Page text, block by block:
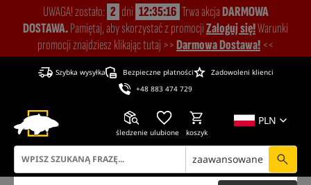
UWAGA! zostało: 2 dni 12:35:15 Trwa akcjaDARMOWA
DOSTAWA.Pamiętaj, aby skorzystać z promocjiZaloguj się!Warunki
promocji znajdziesz klikając tutaj >>Darmowa Dostawa! <<
Szybka wysyłka Bezpieczne płatności
Zadowoleni klienci
+48 883 474 729
PLN
śledzenie ulubione koszyk
zaawansowane